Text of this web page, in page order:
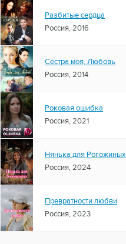
Разбитые сердца
Россия, 2016
Сестра моя, Любовь
Россия, 2014
Роковая ошибка
Россия, 2021
Нянька для Рогожиных
Россия, 2024
Превратности любви
Россия, 2023